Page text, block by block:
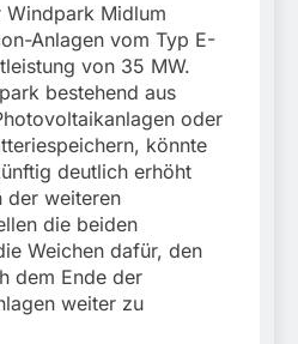
Windpark Midlum
Anlagen vom Typ E-
von 35 MW.
bestehend aus
oder
könnte
deutlich erhöht
der weiteren
die beiden
Weichen dafür, den
dem Ende der
weiter zu